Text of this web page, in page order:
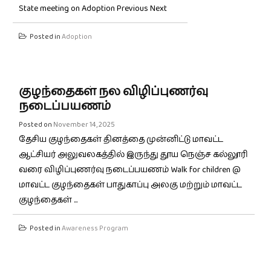
State meeting on Adoption Previous Next
Posted inAdoption
குழந்தைகள் நல விழிப்புணர்வு
நடைப்பயணம்
Posted on November 14, 2025
தேசிய குழந்தைகள் தினத்தை முன்னிட்டு மாவட்ட
ஆட்சியர் அலுவலகத்தில் இருந்து தூய நெஞ்ச கல்லூரி
வரை விழிப்புணர்வு நடைப்பயணம் Walk for children @
மாவட்ட குழந்தைகள் பாதுகாப்பு அலகு மற்றும் மாவட்ட
குழந்தைகள் ...
Posted inAwareness Program